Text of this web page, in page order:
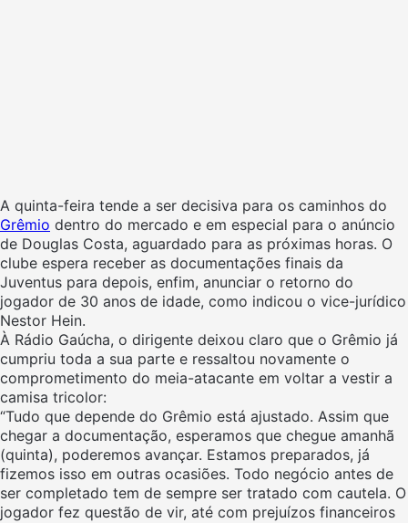
A quinta-feira tende a ser decisiva para os caminhos do
Grêmio dentro do mercado e em especial para o anúncio
de Douglas Costa, aguardado para as próximas horas. O
clube espera receber as documentações finais da
Juventus para depois, enfim, anunciar o retorno do
jogador de 30 anos de idade, como indicou o vice-jurídico
Nestor Hein.
À Rádio Gaúcha, o dirigente deixou claro que o Grêmio já
cumpriu toda a sua parte e ressaltou novamente o
comprometimento do meia-atacante em voltar a vestir a
camisa tricolor:
“Tudo que depende do Grêmio está ajustado. Assim que
chegar a documentação, esperamos que chegue amanhã
(quinta), poderemos avançar. Estamos preparados, já
fizemos isso em outras ocasiões. Todo negócio antes de
ser completado tem de sempre ser tratado com cautela. O
jogador fez questão de vir, até com prejuízos financeiros